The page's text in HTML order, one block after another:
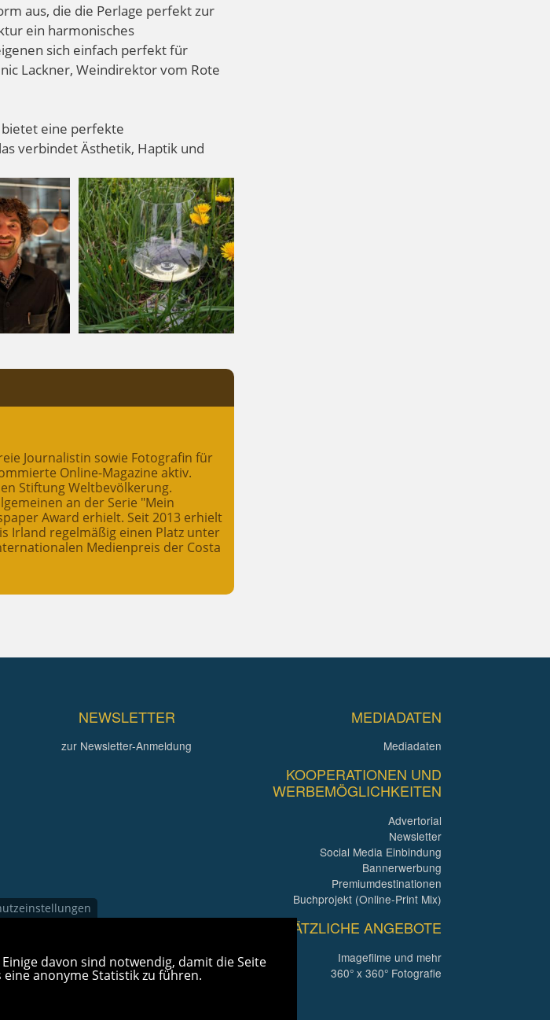
aus, die die Perlage perfekt zur
ein harmonisches
sich einfach perfekt für
Lackner, Weindirektor vom Rote
bietet eine perfekte
verbindet Ästhetik, Haptik und
Journalistin sowie Fotografin für
Online-Magazine aktiv.
Stiftung Weltbevölkerung.
an der Serie "Mein
Award erhielt. Seit 2013 erhielt
Irland regelmäßig einen Platz unter
Medienpreis der Costa
NEWSLETTER
zur Newsletter-Anmeldung
MEDIADATEN
Mediadaten
KOOPERATIONEN UND
WERBEMÖGLICHKEITEN
Advertorial
Newsletter
Social Media Einbindung
Bannerwerbung
Premiumdestinationen
Buchprojekt (Online-Print Mix)
ZUSÄTZLICHE ANGEBOTE
Imagefilme und mehr
360° x 360° Fotografie
davon sind notwendig, damit die Seite
anonyme Statistik zu führen.